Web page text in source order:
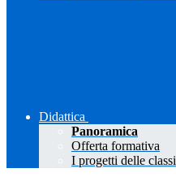
Didattica
Panoramica
Offerta formativa
I progetti delle classi